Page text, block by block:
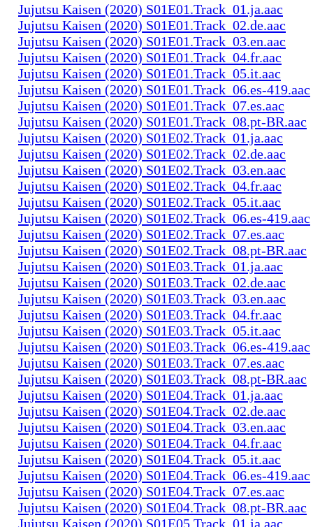
Jujutsu Kaisen (2020) S01E01.Track_01.ja.aac
Jujutsu Kaisen (2020) S01E01.Track_02.de.aac
Jujutsu Kaisen (2020) S01E01.Track_03.en.aac
Jujutsu Kaisen (2020) S01E01.Track_04.fr.aac
Jujutsu Kaisen (2020) S01E01.Track_05.it.aac
Jujutsu Kaisen (2020) S01E01.Track_06.es-419.aac
Jujutsu Kaisen (2020) S01E01.Track_07.es.aac
Jujutsu Kaisen (2020) S01E01.Track_08.pt-BR.aac
Jujutsu Kaisen (2020) S01E02.Track_01.ja.aac
Jujutsu Kaisen (2020) S01E02.Track_02.de.aac
Jujutsu Kaisen (2020) S01E02.Track_03.en.aac
Jujutsu Kaisen (2020) S01E02.Track_04.fr.aac
Jujutsu Kaisen (2020) S01E02.Track_05.it.aac
Jujutsu Kaisen (2020) S01E02.Track_06.es-419.aac
Jujutsu Kaisen (2020) S01E02.Track_07.es.aac
Jujutsu Kaisen (2020) S01E02.Track_08.pt-BR.aac
Jujutsu Kaisen (2020) S01E03.Track_01.ja.aac
Jujutsu Kaisen (2020) S01E03.Track_02.de.aac
Jujutsu Kaisen (2020) S01E03.Track_03.en.aac
Jujutsu Kaisen (2020) S01E03.Track_04.fr.aac
Jujutsu Kaisen (2020) S01E03.Track_05.it.aac
Jujutsu Kaisen (2020) S01E03.Track_06.es-419.aac
Jujutsu Kaisen (2020) S01E03.Track_07.es.aac
Jujutsu Kaisen (2020) S01E03.Track_08.pt-BR.aac
Jujutsu Kaisen (2020) S01E04.Track_01.ja.aac
Jujutsu Kaisen (2020) S01E04.Track_02.de.aac
Jujutsu Kaisen (2020) S01E04.Track_03.en.aac
Jujutsu Kaisen (2020) S01E04.Track_04.fr.aac
Jujutsu Kaisen (2020) S01E04.Track_05.it.aac
Jujutsu Kaisen (2020) S01E04.Track_06.es-419.aac
Jujutsu Kaisen (2020) S01E04.Track_07.es.aac
Jujutsu Kaisen (2020) S01E04.Track_08.pt-BR.aac
Jujutsu Kaisen (2020) S01E05.Track_01.ja.aac